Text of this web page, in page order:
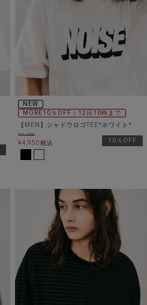
NEW
MORE10％OFF｜12日10時まで
【MEN】シャドウロゴTEE*ホワイト*
¥5,500
¥4,950税込 10％OFF